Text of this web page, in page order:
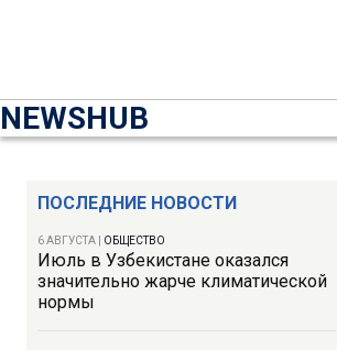
NEWSHUB
ПОСЛЕДНИЕ НОВОСТИ
6 АВГУСТА ОБЩЕСТВО
Июль в Узбекистане оказался
значительно жарче климатической
нормы